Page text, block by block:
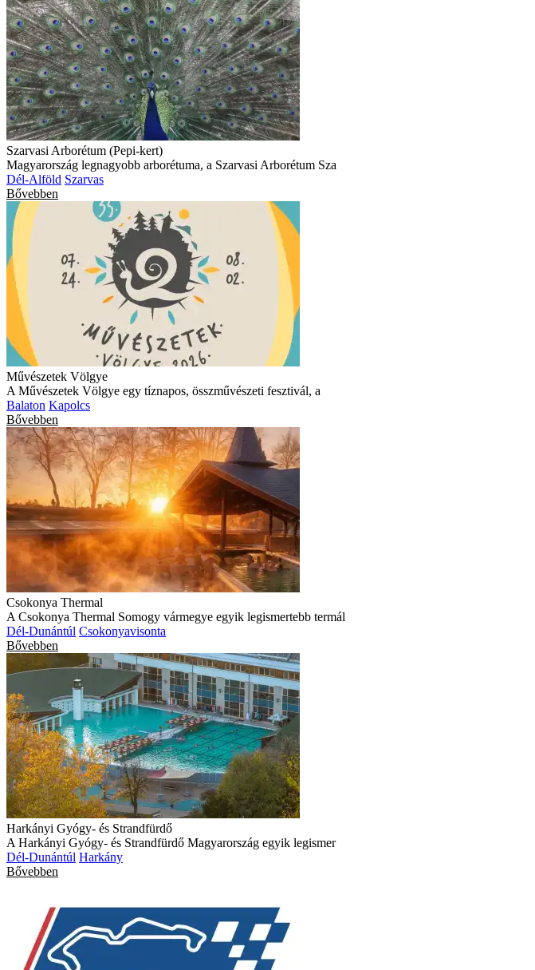
Szarvasi Arborétum (Pepi-kert)
Magyarország legnagyobb arborétuma, a Szarvasi Arborétum Sza
Dél-Alföld Szarvas
Bővebben
Művészetek Völgye
A Művészetek Völgye egy tíznapos, összművészeti fesztivál, a
Balaton Kapolcs
Bővebben
Csokonya Thermal
A Csokonya Thermal Somogy vármegye egyik legismertebb termál
Dél-Dunántúl Csokonyavisonta
Bővebben
Harkányi Gyógy- és Strandfürdő
A Harkányi Gyógy- és Strandfürdő Magyarország egyik legismer
Dél-Dunántúl Harkány
Bővebben